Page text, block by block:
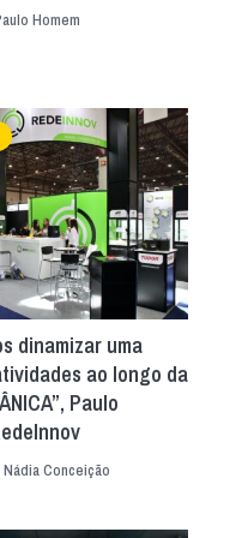
Homem
dinamizar uma
ao longo da
Paulo
Nádia Conceição